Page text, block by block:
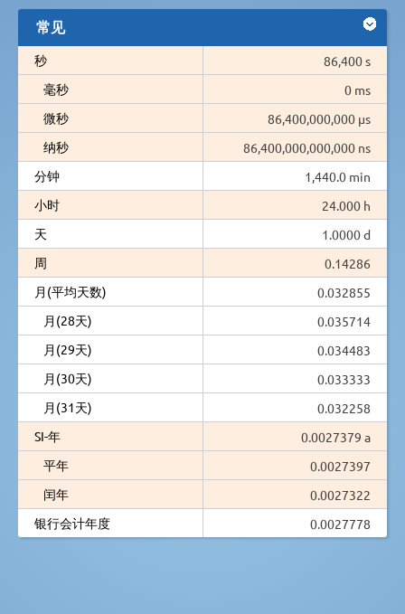
常见
秒
86,400 s
毫秒
0 ms
微秒
86,400,000,000 µs
纳秒
86,400,000,000,000 ns
分钟
1,440.0 min
小时
24.000 h
天
1.0000 d
周
0.14286
月(平均天数)
0.032855
月(28天)
0.035714
月(29天)
0.034483
月(30天)
0.033333
月(31天)
0.032258
SI-年
0.0027379 a
平年
0.0027397
闰年
0.0027322
银行会计年度
0.0027778